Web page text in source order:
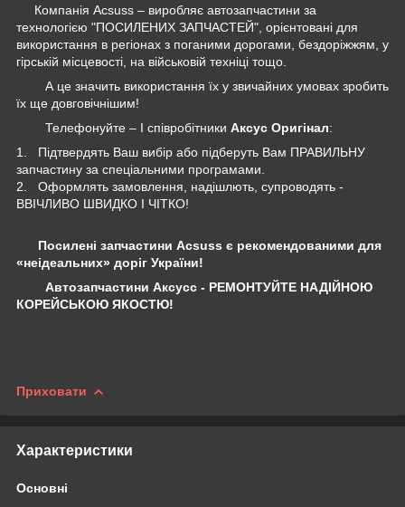
Компанія Acsuss – виробляє автозапчастини за
технологією "ПОСИЛЕНИХ ЗАПЧАСТЕЙ", орієнтовані для
використання в регіонах з поганими дорогами, бездоріжжям, у
гірській місцевості, на військовій техніці тощо.
А це значить використання їх у звичайних умовах зробить
їх ще довговічнішим!
Телефонуйте – І співробітники Аксус Оригінал:
1. Підтвердять Ваш вибір або підберуть Вам ПРАВИЛЬНУ
запчастину за спеціальними програмами.
2. Оформлять замовлення, надішлють, супроводять -
ВВІЧЛИВО ШВИДКО І ЧІТКО!
Посилені запчастини Acsuss є рекомендованими для
«неідеальних» доріг України!
Автозапчастини Аксусс - РЕМОНТУЙТЕ НАДІЙНОЮ
КОРЕЙСЬКОЮ ЯКОСТЮ!
Приховати
Характеристики
Основні